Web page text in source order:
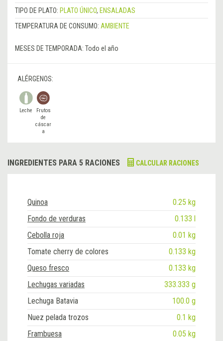
TIPO DE PLATO: PLATO ÚNICO, ENSALADAS
TEMPERATURA DE CONSUMO: AMBIENTE
MESES DE TEMPORADA: Todo el año
ALÉRGENOS:
Leche
Frutos
de
cáscar
a
INGREDIENTES PARA 5 RACIONES CALCULAR RACIONES
Quinoa
0.25 kg
Fondo de verduras
0.133 l
Cebolla roja
0.01 kg
Tomate cherry de colores
0.133 kg
Queso fresco
0.133 kg
Lechugas variadas
333.333 g
Lechuga Batavia
100.0 g
Nuez pelada trozos
0.1 kg
Frambuesa
0.05 kg